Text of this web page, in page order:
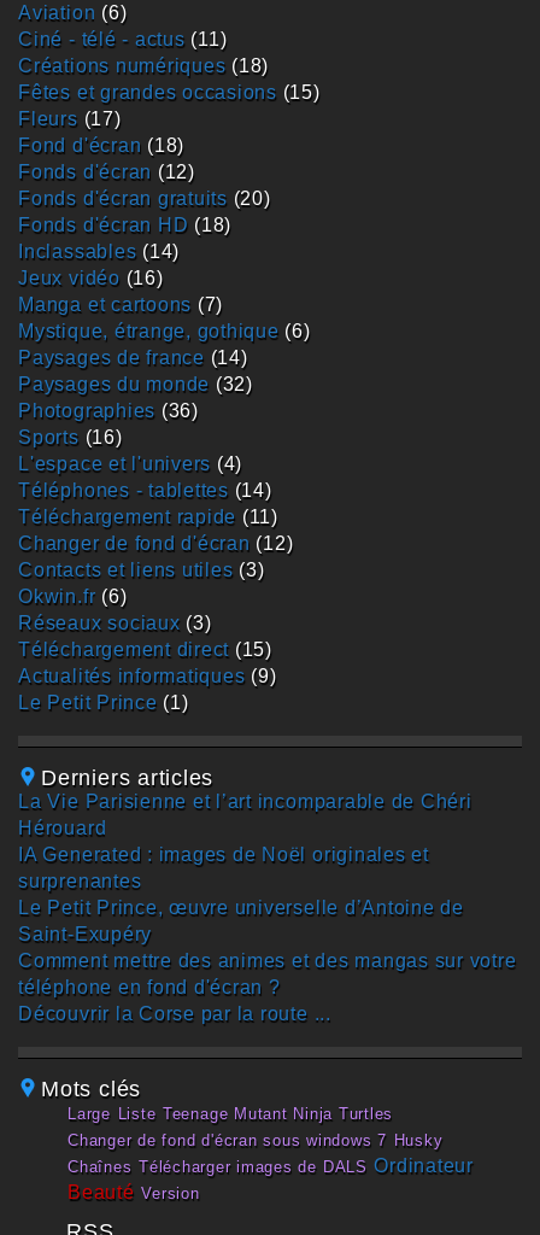
aviation (6)
ciné - télé - actus (11)
créations numériques (18)
fêtes et grandes occasions (15)
fleurs (17)
fond d'écran (18)
fonds d'écran (12)
fonds d'écran gratuits (20)
fonds d'écran HD (18)
inclassables (14)
jeux vidéo (16)
manga et cartoons (7)
mystique, étrange, gothique (6)
paysages de france (14)
paysages du monde (32)
photographies (36)
sports (16)
L'espace et l'univers (4)
téléphones - tablettes (14)
téléchargement rapide (11)
changer de fond d'écran (12)
contacts et liens utiles (3)
okwin.fr (6)
réseaux sociaux (3)
téléchargement direct (15)
actualités informatiques (9)
Le Petit Prince (1)
Derniers articles
La Vie Parisienne et l’art incomparable de Chéri
Hérouard
IA Generated : images de Noël originales et
surprenantes
Le Petit Prince, œuvre universelle d’Antoine de
Saint-Exupéry
Comment mettre des animes et des mangas sur votre
téléphone en fond d'écran ?
Découvrir la Corse par la route ...
Mots clés
large liste
Teenage Mutant Ninja Turtles
changer de fond d'écran sous windows 7
husky
chaînes
télécharger images de DALS
ordinateur
beauté
version